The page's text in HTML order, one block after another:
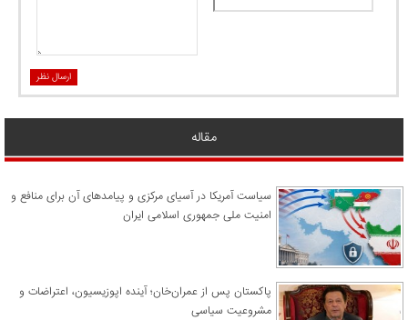
ارسال نظر
مقاله
سیاست آمریکا در آسیای مرکزی و پیامدهای آن برای منافع و
امنیت ملی جمهوری اسلامی ایران
پاکستان پس از عمران‌خان؛ آینده اپوزیسیون، اعتراضات و
مشروعیت سیاسی